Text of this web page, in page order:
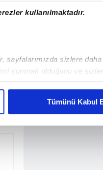
kullanılmaktadır.
sizlere
sunmak olduğunu ve
maliyetlerimizi
ait çerezler
toplumu hizmetlerinin
ve sizlere
Tümünü Kabul